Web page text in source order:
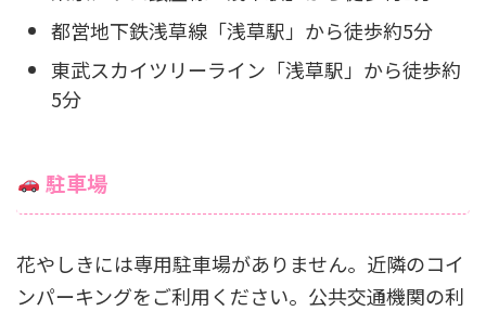
都営地下鉄浅草線「浅草駅」から徒歩約5分
東武スカイツリーライン「浅草駅」から徒歩約
5分
駐車場
花やしきには専用駐車場がありません。近隣のコイ
ンパーキングをご利用ください。公共交通機関の利